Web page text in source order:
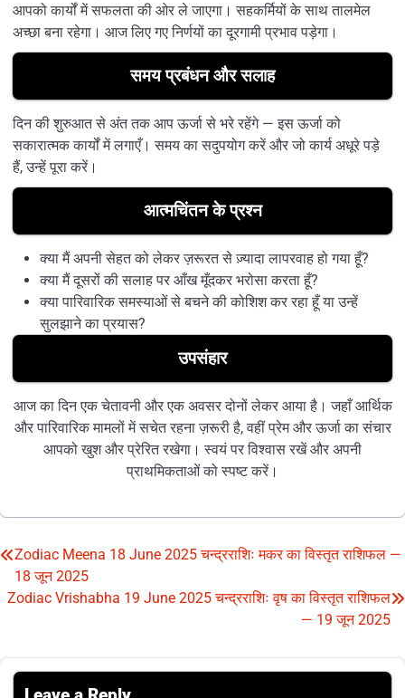
आपको कार्यों में सफलता की ओर ले जाएगा। सहकर्मियों के साथ तालमेल
अच्छा बना रहेगा। आज लिए गए निर्णयों का दूरगामी प्रभाव पड़ेगा।
समय प्रबंधन और सलाह
दिन की शुरुआत से अंत तक आप ऊर्जा से भरे रहेंगे — इस ऊर्जा को
सकारात्मक कार्यों में लगाएँ। समय का सदुपयोग करें और जो कार्य अधूरे पड़े
हैं, उन्हें पूरा करें।
आत्मचिंतन के प्रश्न
क्या मैं अपनी सेहत को लेकर ज़रूरत से ज़्यादा लापरवाह हो गया हूँ?
क्या मैं दूसरों की सलाह पर आँख मूँदकर भरोसा करता हूँ?
क्या पारिवारिक समस्याओं से बचने की कोशिश कर रहा हूँ या उन्हें
सुलझाने का प्रयास?
उपसंहार
आज का दिन एक चेतावनी और एक अवसर दोनों लेकर आया है। जहाँ आर्थिक
और पारिवारिक मामलों में सचेत रहना ज़रूरी है, वहीं प्रेम और ऊर्जा का संचार
आपको खुश और प्रेरित रखेगा। स्वयं पर विश्वास रखें और अपनी
प्राथमिकताओं को स्पष्ट करें।
Post
navigation
Zodiac Meena 18 June 2025 चन्द्रराशिः मकर का विस्तृत राशिफल —
18 जून 2025
Zodiac Vrishabha 19 June 2025 चन्द्रराशिः वृष का विस्तृत राशिफल
— 19 जून 2025